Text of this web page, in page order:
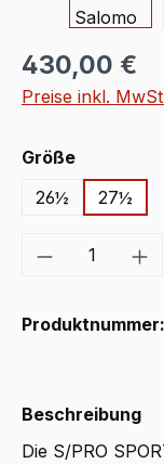
Regulärer Preis:
430,00 €
Preise inkl.
Größeauswählen
26½
27½
Produkt
Produktnummer:
Beschreibung
Die S/PRO